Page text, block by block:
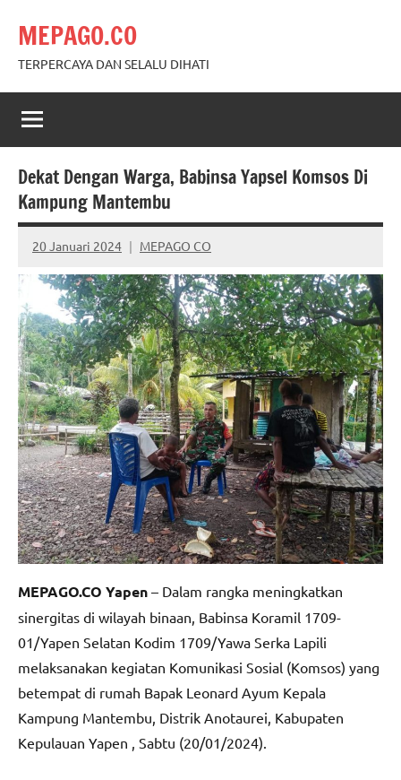
content
MEPAGO.CO
TERPERCAYA DAN SELALU DIHATI
Dekat Dengan Warga, Babinsa Yapsel Komsos Di
Kampung Mantembu
20 Januari 2024 MEPAGO CO
No
comments
MEPAGO.CO Yapen – Dalam rangka meningkatkan
sinergitas di wilayah binaan, Babinsa Koramil 1709-
01/Yapen Selatan Kodim 1709/Yawa Serka Lapili
melaksanakan kegiatan Komunikasi Sosial (Komsos) yang
betempat di rumah Bapak Leonard Ayum Kepala
Kampung Mantembu, Distrik Anotaurei, Kabupaten
Kepulauan Yapen , Sabtu (20/01/2024).